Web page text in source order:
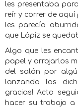
les presentaba
reír y correr de
les parecía
que Lápiz se
Algo que les
papel y arrojarlos
del salón por
lanzando los
gracias! Acto
hacer su trabajo a